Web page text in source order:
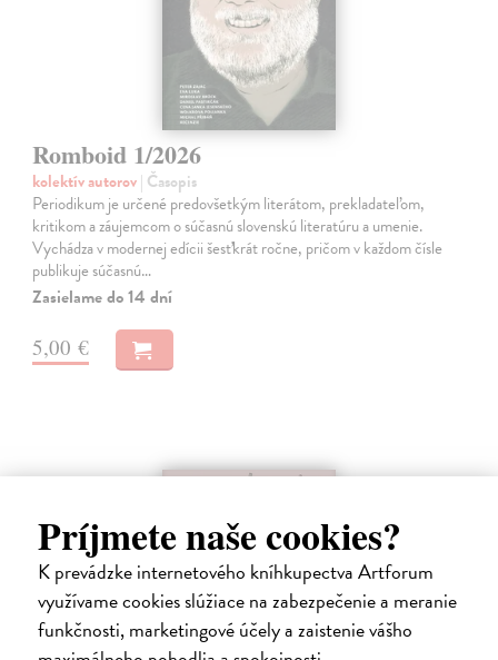
Príjmete naše cookies?
K prevádzke internetového kníhkupectva Artforum
využívame cookies slúžiace na zabezpečenie a meranie
funkčnosti, marketingové účely a zaistenie vášho
Romboid 1/2026
kolektív autorov| Časopis
Periodikum je určené predovšetkým literátom, prekladateľom,
kritikom a záujemcom o súčasnú slovenskú literatúru a umenie.
Vychádza v modernej edícii šesťkrát ročne, pričom v každom čísle
publikuje súčasnú…
Zasielame do 14 dní
5,00 €